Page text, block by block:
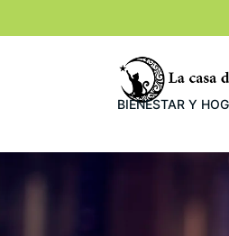
BIENESTAR Y